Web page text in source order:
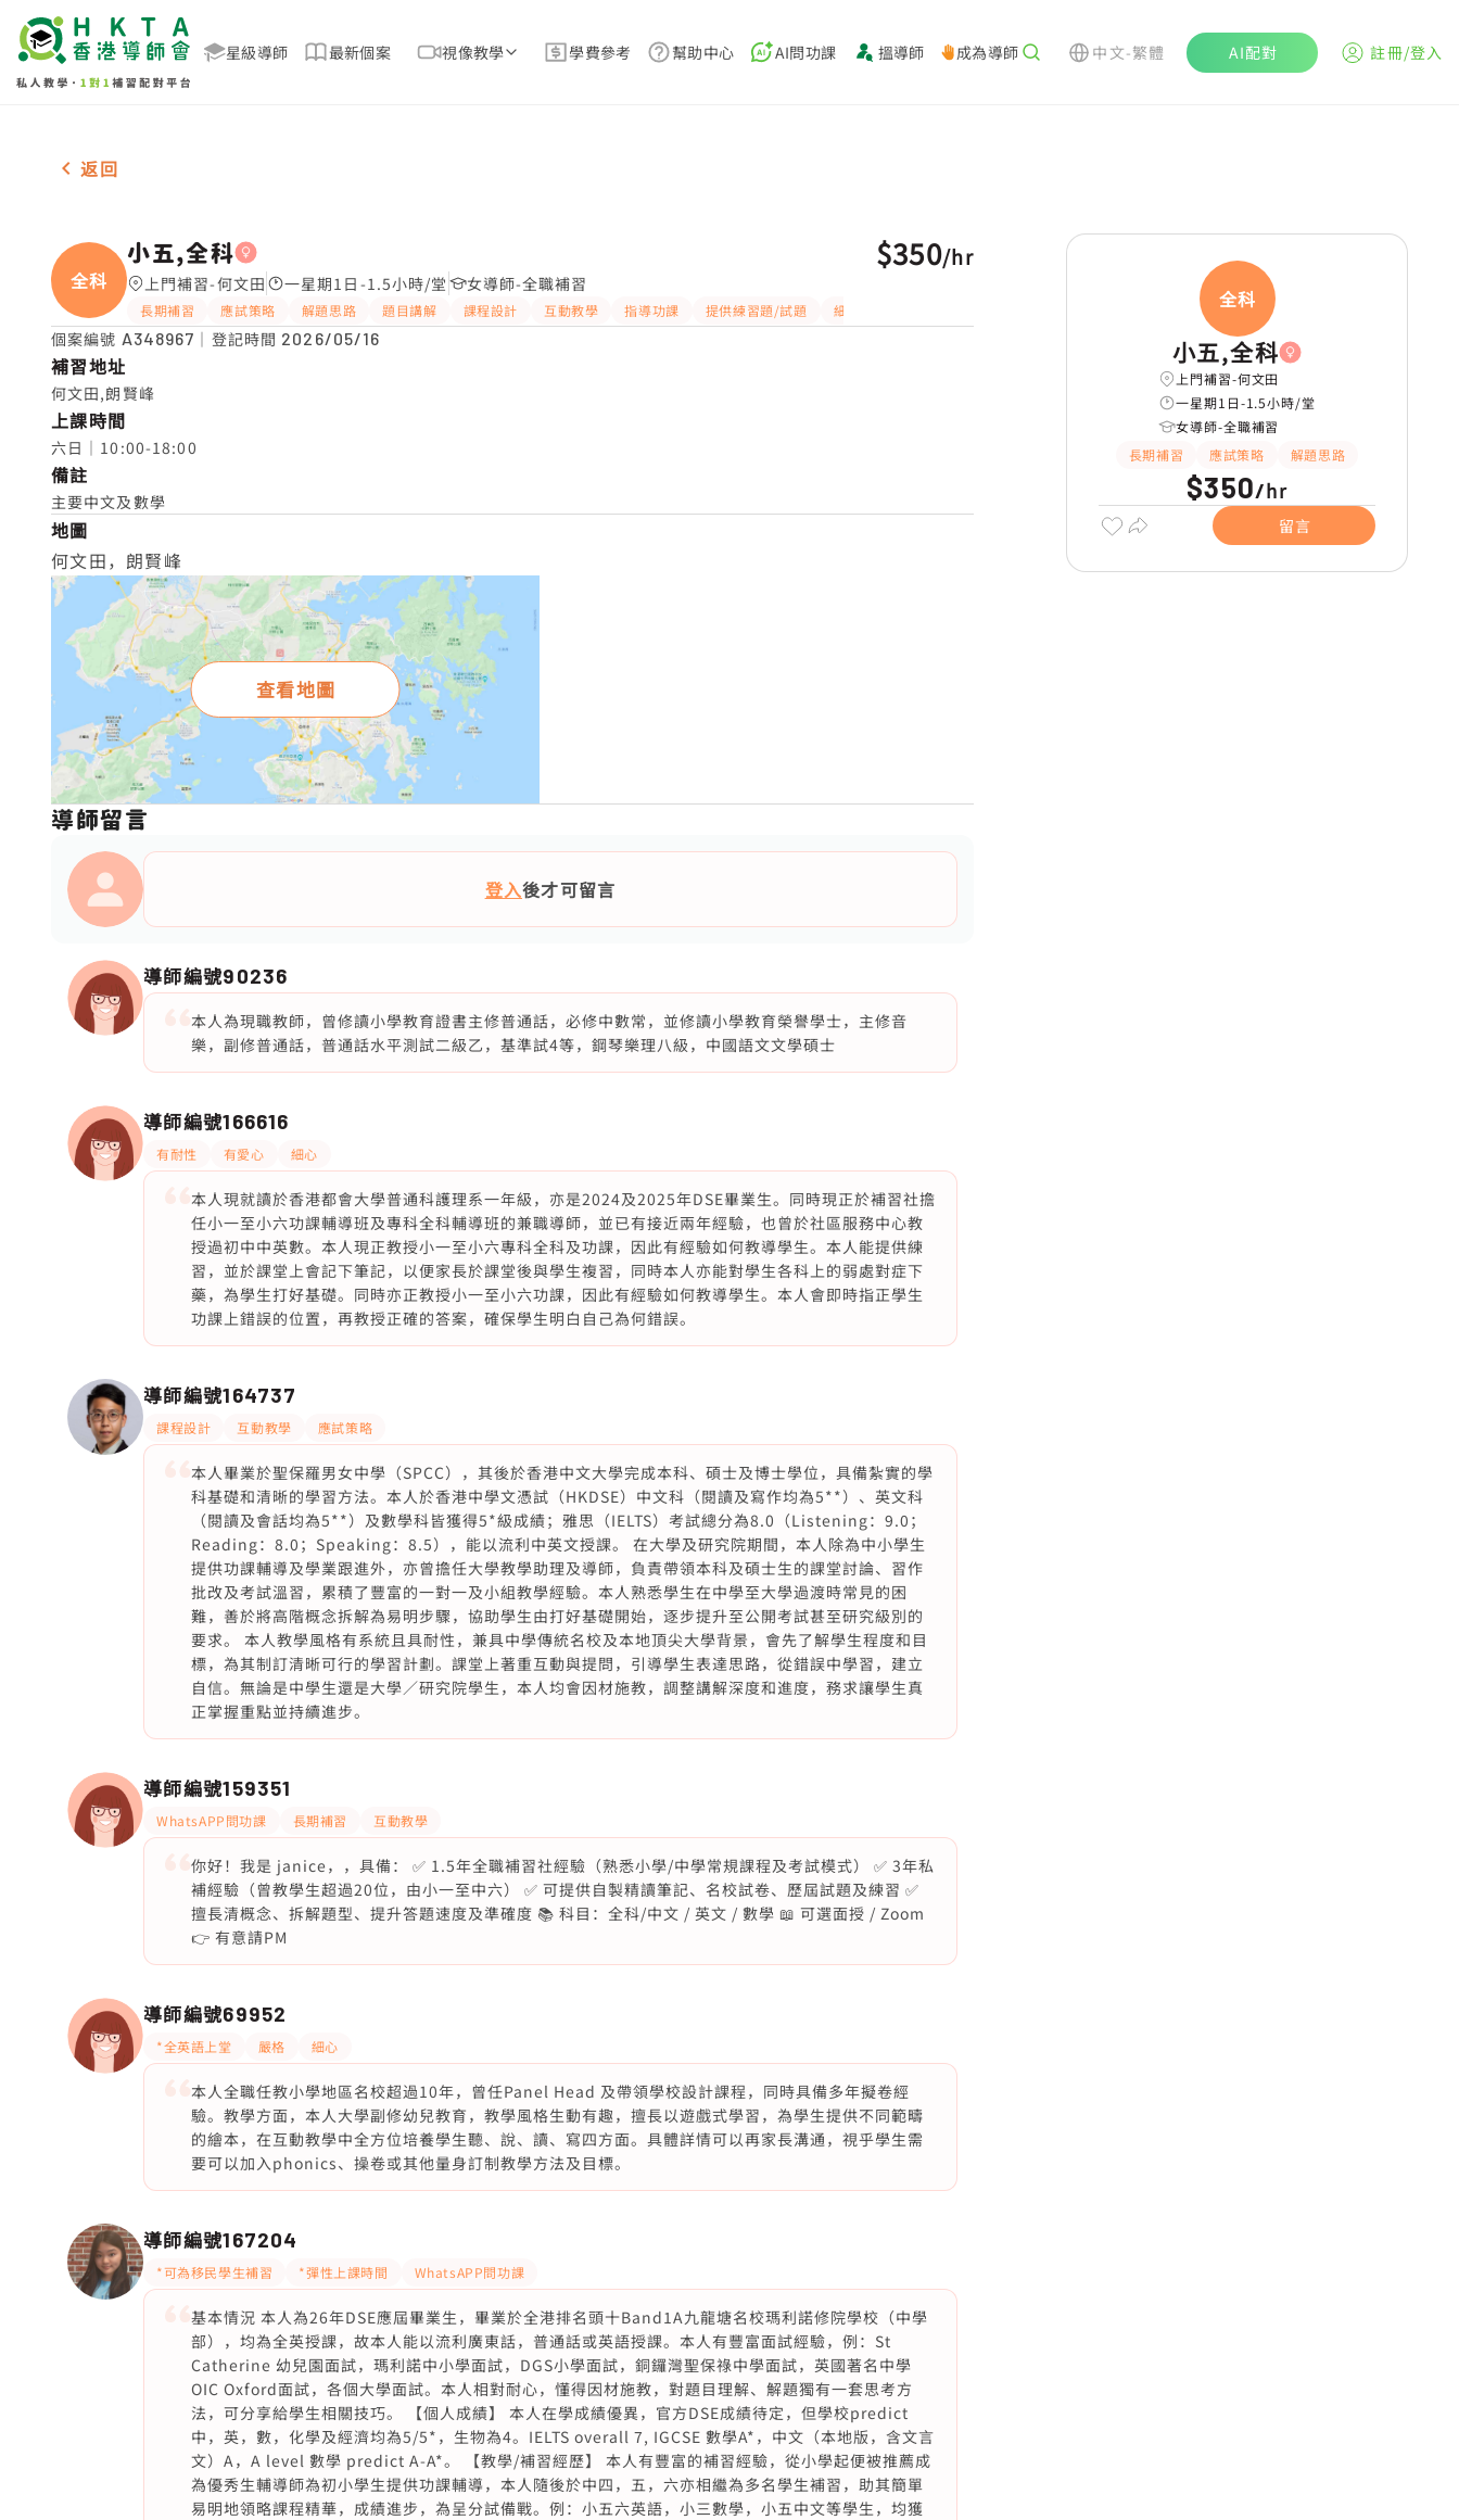
星級導師 最新個案 視像教學 學費參考 幫助中心 AI問功課 搵導師 成為導師 中文-繁體 AI配對 註冊/登入
女-1名 小五,全科，何文田 補習推介
返回
全科
小五,全科
上門補習-何文田 一星期1日-1.5小時/堂 女導師-全職補習
長期補習 應試策略 解題思路 題目講解 課程設計 互動教學 指導功課 提供練習題/試題 細心
$350/hr
個案編號 A348967 ｜登記時間 2026/05/16
補習地址
何文田,朗賢峰
上課時間
六日｜10:00-18:00
備註
主要中文及數學
地圖
何文田，朗賢峰
查看地圖
導師留言
登入後才可留言
導師編號90236
本人為現職教師，曾修讀小學教育證書主修普通話，必修中數常，並修讀小學教育榮譽學士，主修音
樂，副修普通話，普通話水平測試二級乙，基準試4等，鋼琴樂理八級，中國語文文學碩士
導師編號166616
有耐性 有愛心 細心
本人現就讀於香港都會大學普通科護理系一年級，亦是2024及2025年DSE畢業生。同時現正於補習社擔
任小一至小六功課輔導班及專科全科輔導班的兼職導師，並已有接近兩年經驗，也曾於社區服務中心教
授過初中中英數。本人現正教授小一至小六專科全科及功課，因此有經驗如何教導學生。本人能提供練
習，並於課堂上會記下筆記，以便家長於課堂後與學生複習，同時本人亦能對學生各科上的弱處對症下
藥，為學生打好基礎。同時亦正教授小一至小六功課，因此有經驗如何教導學生。本人會即時指正學生
功課上錯誤的位置，再教授正確的答案，確保學生明白自己為何錯誤。
導師編號164737
課程設計 互動教學 應試策略
本人畢業於聖保羅男女中學（SPCC），其後於香港中文大學完成本科、碩士及博士學位，具備紮實的學
科基礎和清晰的學習方法。本人於香港中學文憑試（HKDSE）中文科（閱讀及寫作均為5**）、英文科
（閱讀及會話均為5**）及數學科皆獲得5*級成績；雅思（IELTS）考試總分為8.0（Listening：9.0；
Reading：8.0；Speaking：8.5），能以流利中英文授課。 在大學及研究院期間，本人除為中小學生
提供功課輔導及學業跟進外，亦曾擔任大學教學助理及導師，負責帶領本科及碩士生的課堂討論、習作
批改及考試溫習，累積了豐富的一對一及小組教學經驗。本人熟悉學生在中學至大學過渡時常見的困
難，善於將高階概念拆解為易明步驟，協助學生由打好基礎開始，逐步提升至公開考試甚至研究級別的
要求。 本人教學風格有系統且具耐性，兼具中學傳統名校及本地頂尖大學背景，會先了解學生程度和目
標，為其制訂清晰可行的學習計劃。課堂上著重互動與提問，引導學生表達思路，從錯誤中學習，建立
自信。無論是中學生還是大學／研究院學生，本人均會因材施教，調整講解深度和進度，務求讓學生真
正掌握重點並持續進步。
導師編號159351
WhatsAPP問功課 長期補習 互動教學
你好！我是 janice，，具備： ✅ 1.5年全職補習社經驗（熟悉小學/中學常規課程及考試模式） ✅ 3年私
補經驗（曾教學生超過20位，由小一至中六） ✅ 可提供自製精讀筆記、名校試卷、歷屆試題及練習 ✅
擅長清概念、拆解題型、提升答題速度及準確度 📚 科目：全科/中文 / 英文 / 數學 📖 可選面授 / Zoom
👉 有意請PM
導師編號69952
*全英語上堂 嚴格 細心
本人全職任教小學地區名校超過10年，曾任Panel Head 及帶領學校設計課程，同時具備多年擬卷經
驗。教學方面，本人大學副修幼兒教育，教學風格生動有趣，擅長以遊戲式學習，為學生提供不同範疇
的繪本，在互動教學中全方位培養學生聽、說、讀、寫四方面。具體詳情可以再家長溝通，視乎學生需
要可以加入phonics、操卷或其他量身訂制教學方法及目標。
導師編號167204
*可為移民學生補習 *彈性上課時間 WhatsAPP問功課
基本情況 本人為26年DSE應屆畢業生，畢業於全港排名頭十Band1A九龍塘名校瑪利諾修院學校（中學
部），均為全英授課，故本人能以流利廣東話，普通話或英語授課。本人有豐富面試經驗，例：St
Catherine 幼兒園面試，瑪利諾中小學面試，DGS小學面試，銅鑼灣聖保祿中學面試，英國著名中學
OIC Oxford面試，各個大學面試。本人相對耐心，懂得因材施教，對題目理解、解題獨有一套思考方
法，可分享給學生相關技巧。 【個人成績】 本人在學成績優異，官方DSE成績待定，但學校predict
中，英，數，化學及經濟均為5/5*，生物為4。IELTS overall 7, IGCSE 數學A*，中文（本地版，含文言
文）A，A level 數學 predict A-A*。 【教學/補習經歷】 本人有豐富的補習經驗，從小學起便被推薦成
為優秀生輔導師為初小學生提供功課輔導，本人隨後於中四，五，六亦相繼為多名學生補習，助其簡單
易明地領略課程精華，成績進步，為呈分試備戰。例：小五六英語，小三數學，小五中文等學生，均獲
全科
小五,全科
上門補習-何文田
一星期1日-1.5小時/堂
女導師-全職補習
長期補習
應試策略 解題思路
$350/hr
留言